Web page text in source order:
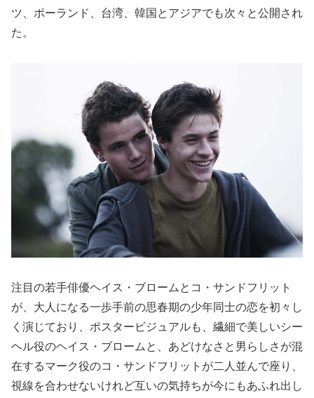
ツ、ポーランド、台湾、韓国とアジアでも次々と公開され
た。
注目の若手俳優ヘイス・ブロームとコ・サンドフリット
が、大人になる一歩手前の思春期の少年同士の恋を初々し
く演じており、ポスタービジュアルも、繊細で美しいシー
ヘル役のヘイス・ブロームと、あどけなさと男らしさが混
在するマーク役のコ・サンドフリットが二人並んで座り、
視線を合わせないけれど互いの気持ちが今にもあふれ出し